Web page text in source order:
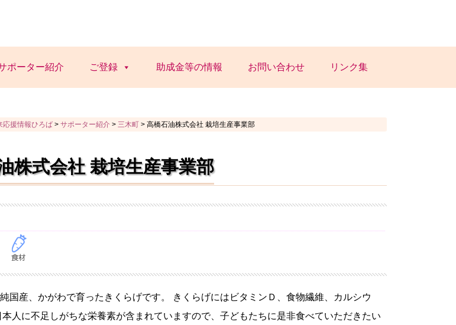
ポーター紹介 ご登録 助成金等の情報 お問い合わせ リンク集
応援情報ひろば > サポーター紹介 > 三木町 > ⾼橋⽯油株式会社 栽培⽣産事業部
株式会社 栽培⽣産事業部
国産、かがわで育ったきくらげです。 きくらげにはビタミンＤ、⾷物繊維、カルシウ
本⼈に不⾜しがちな栄養素が含まれていますので、⼦どもたちに是⾮⾷べていただきたい